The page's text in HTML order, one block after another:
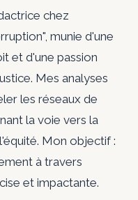
chez
munie d'une
et d'une passion
Mes analyses
les réseaux de
la voie vers la
Mon objectif :
à travers
et impactante.